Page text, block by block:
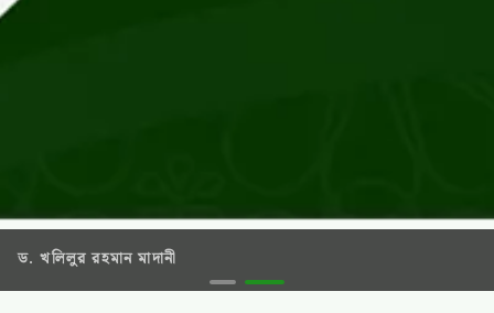
ড. খলিলুর রহমান মাদানী